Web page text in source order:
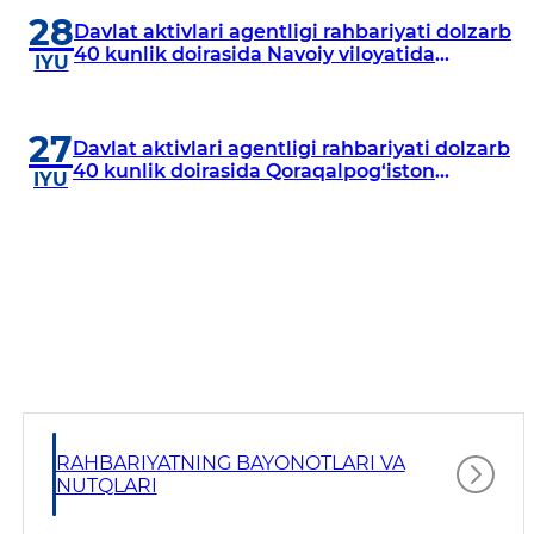
28
IYU
Davlat aktivlari agentligi rahbariyati dolzarb
40 kunlik doirasida Navoiy viloyatida
27
IYU
Davlat aktivlari agentligi rahbariyati dolzarb
40 kunlik doirasida Qoraqalpog‘iston
RAHBARIYATNING BAYONOTLARI VA
NUTQLARI